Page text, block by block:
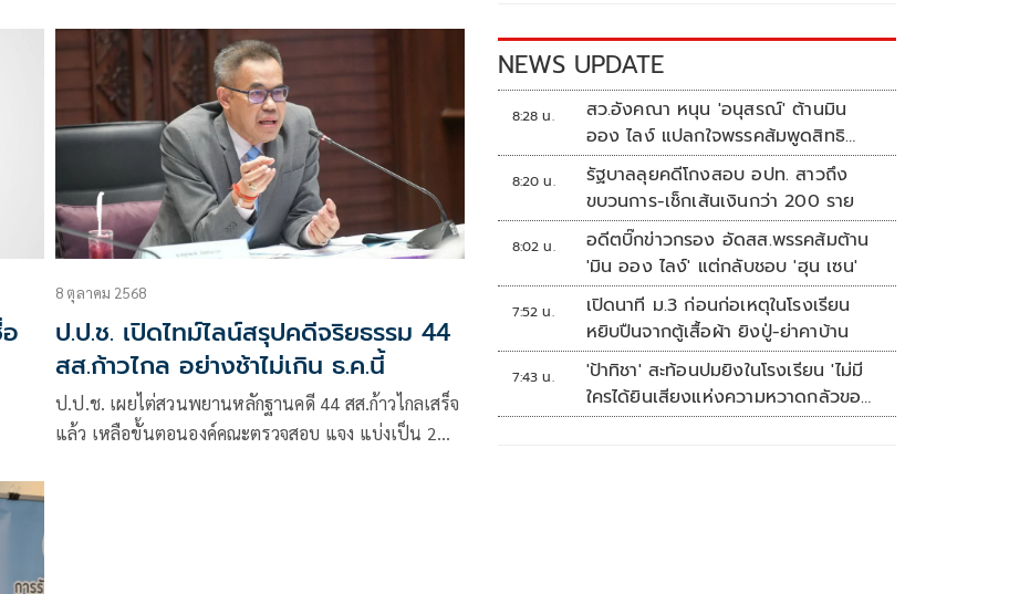
8 ตุลาคม 2568
ป.ป.ช. เปิดไทม์ไลน์สรุปคดีจริยธรรม 44
สส.ก้าวไกล อย่างช้าไม่เกิน ธ.ค.นี้
ป.ป.ช. เผยไต่สวนพยานหลักฐานคดี 44 สส.ก้าวไกลเสร็จ
แล้ว เหลือขั้นตอนองค์คณะตรวจสอบ แจง แบ่งเป็น 2
NEWS UPDATE
8:28 น.
สว.อังคณา หนุน 'อนุสรณ์' ต้านมิน
ออง ไลง์ แปลกใจพรรคส้มพูดสิทธิ
มนุษยชนแต่กลับเงียบ
8:20 น.
รัฐบาลลุยคดีโกงสอบ อปท. สาวถึง
ขบวนการ-เช็กเส้นเงินกว่า 200 ราย
8:02 น.
อดีตบิ๊กข่าวกรอง อัดสส.พรรคส้มต้าน
'มิน ออง ไลง์' แต่กลับชอบ 'ฮุน เซน'
7:52 น.
เปิดนาที ม.3 ก่อนก่อเหตุในโรงเรียน
หยิบปืนจากตู้เสื้อผ้า ยิงปู่-ย่าคาบ้าน
7:43 น.
'ป้าทิชา' สะท้อนปมยิงในโรงเรียน 'ไม่มี
ใครได้ยินเสียงแห่งความหวาดกลัวของ
เขา'